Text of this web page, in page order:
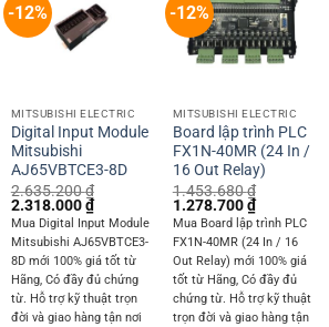
₫.
-12%
MITSUBISHI ELECTRIC
Digital Input Module
Mitsubishi
AJ65VBTCE3-8D
2.635.200₫
Original
price
was:
2.635.200 ₫.
2.318.000₫Current
price
is:
2.318.000 ₫.
Mua Digital Input Module
Mitsubishi AJ65VBTCE3-
8D mới 100% giá tốt từ
Hãng, Có đầy đủ chứng
từ. Hỗ trợ kỹ thuật trọn
đời và giao hàng tận nơi
-12%
MITSUBISHI ELECTRIC
Board lập trình PLC
FX1N-40MR (24 In /
16 Out Relay)
1.453.680₫
Original
price
was:
1.453.680 ₫.
1.278.700₫Current
price
is:
1.278.700
Mua Board lập trình PLC
FX1N-40MR (24 In / 16
Out Relay) mới 100% giá
tốt từ Hãng, Có đầy đủ
chứng từ. Hỗ trợ kỹ thuật
trọn đời và giao hàng tận